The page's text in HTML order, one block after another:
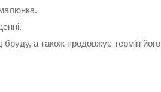
а також продовжує термін його